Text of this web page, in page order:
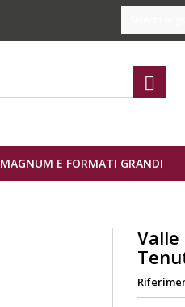

MAGNUM E FORMATI GRANDI
Valle